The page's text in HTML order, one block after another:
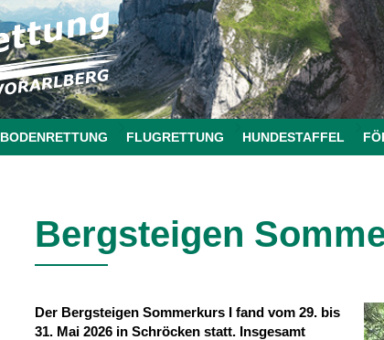
BODENRETTUNG FLUGRETTUNG HUNDESTAFFEL
Bergsteigen
Der Bergsteigen Sommerkurs I fand vom 29. bis
31. Mai 2026 in Schröcken statt. Insgesamt